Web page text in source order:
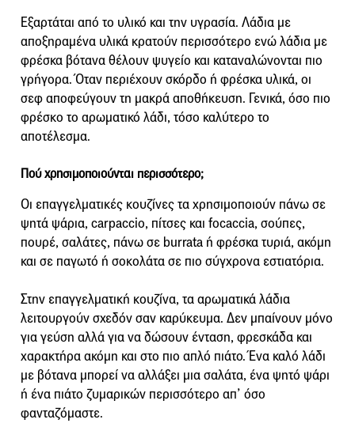
Εξαρτάται από το υλικό και την υγρασία. Λάδια με
αποξηραμένα υλικά κρατούν περισσότερο ενώ λάδια με
φρέσκα βότανα θέλουν ψυγείο και καταναλώνονται πιο
γρήγορα. Όταν περιέχουν σκόρδο ή φρέσκα υλικά, οι
σεφ αποφεύγουν τη μακρά αποθήκευση. Γενικά, όσο πιο
φρέσκο το αρωματικό λάδι, τόσο καλύτερο το
αποτέλεσμα.
Πού χρησιμοποιούνται περισσότερο;
Οι επαγγελματικές κουζίνες τα χρησιμοποιούν πάνω σε
ψητά ψάρια, carpaccio, πίτσες και focaccia, σούπες,
πουρέ, σαλάτες, πάνω σε burrata ή φρέσκα τυριά, ακόμη
και σε παγωτό ή σοκολάτα σε πιο σύγχρονα εστιατόρια.
Στην επαγγελματική κουζίνα, τα αρωματικά λάδια
λειτουργούν σχεδόν σαν καρύκευμα. Δεν μπαίνουν μόνο
για γεύση αλλά για να δώσουν ένταση, φρεσκάδα και
χαρακτήρα ακόμη και στο πιο απλό πιάτο. Ένα καλό λάδι
με βότανα μπορεί να αλλάξει μια σαλάτα, ένα ψητό ψάρι
ή ένα πιάτο ζυμαρικών περισσότερο απ’ όσο
φανταζόμαστε.